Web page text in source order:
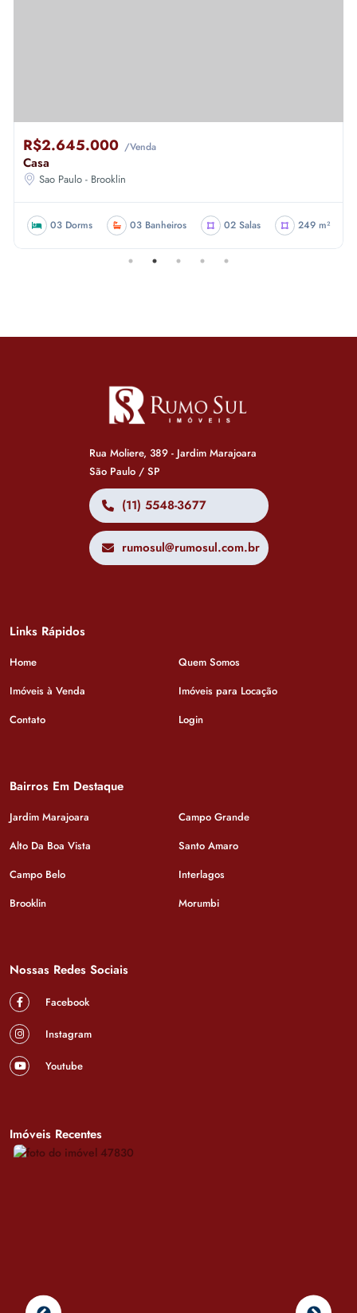
R$2.645.000 /Venda
Casa
Sao Paulo - Brooklin
03 Dorms 03 Banheiros 02 Salas 249 m²
Rua Moliere, 389 - Jardim Marajoara
São Paulo / SP
(11) 5548-3677
rumosul@rumosul.com.br
Links Rápidos
Home
Quem Somos
Imóveis à Venda
Imóveis para Locação
Contato
Login
Bairros Em Destaque
Jardim Marajoara
Campo Grande
Alto Da Boa Vista
Santo Amaro
Campo Belo
Interlagos
Brooklin
Morumbi
Nossas Redes Sociais
Facebook
Instagram
Youtube
Imóveis Recentes